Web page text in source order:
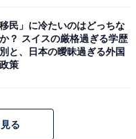
移民」に冷たいのはどっちな
？ スイスの厳格過ぎる学歴
と、日本の曖昧過ぎる外国
策
る